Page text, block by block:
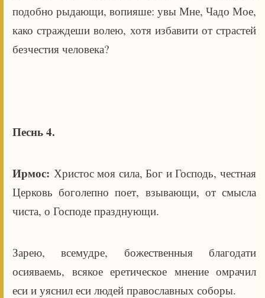
подобно рыдающи, вопияше: увы Мне, Чадо Мое,
како страждеши волею, хотя избавити от страстей
безчестия человека?
Песнь 4.
Ирмос: Христос моя сила, Бог и Господь, честная
Церковь боголепно поет, взывающи, от смысла
чиста, о Господе празднующи.
Зарею, всемудре, божественныя благодати
осияваемь, всякое еретическое мнение омрачил
еси и уяснил еси людей православных соборы.